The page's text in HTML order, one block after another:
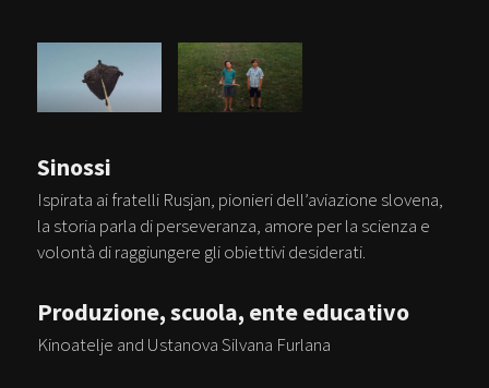
Sinossi
Ispirata ai fratelli Rusjan, pionieri dell’aviazione slovena,
la storia parla di perseveranza, amore per la scienza e
volontà di raggiungere gli obiettivi desiderati.
Produzione, scuola, ente educativo
Kinoatelje and Ustanova Silvana Furlana